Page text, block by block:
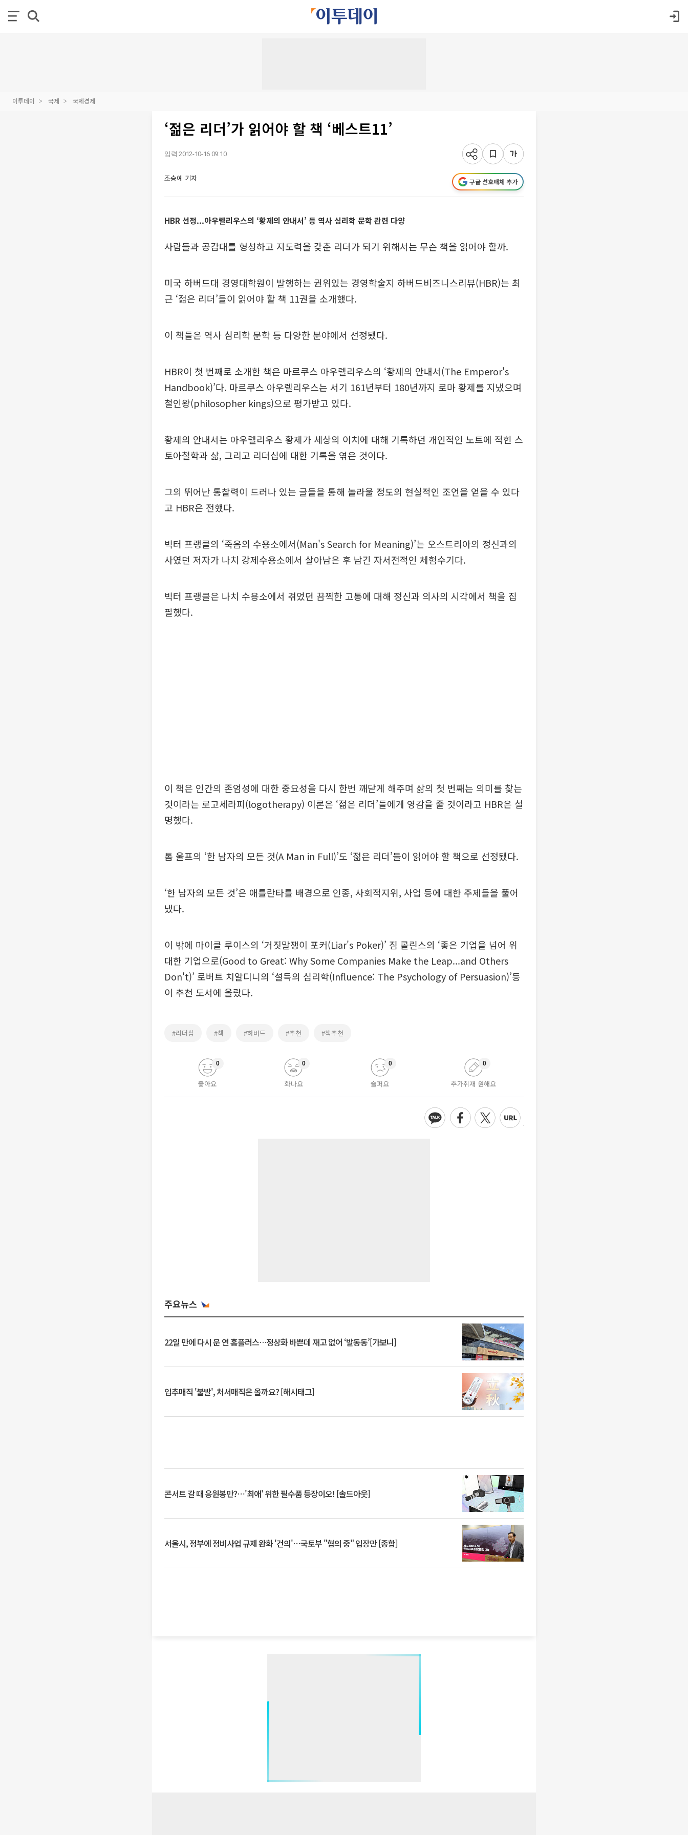
이투데이 국제 국제경제
‘젊은 리더’가 읽어야 할 책 ‘베스트11’
입력 2012-10-16 09:10
조승예 기자 구글 선호매체 추가
HBR 선정...아우렐리우스의 ‘황제의 안내서’ 등 역사 심리학 문학 관련 다양
사람들과 공감대를 형성하고 지도력을 갖춘 리더가 되기 위해서는 무슨 책을 읽어야 할까.
미국 하버드대 경영대학원이 발행하는 권위있는 경영학술지 하버드비즈니스리뷰(HBR)는 최
근 ‘젊은 리더’들이 읽어야 할 책 11권을 소개했다.
이 책들은 역사 심리학 문학 등 다양한 분야에서 선정됐다.
HBR이 첫 번째로 소개한 책은 마르쿠스 아우렐리우스의 ‘황제의 안내서(The Emperor's
Handbook)’다. 마르쿠스 아우렐리우스는 서기 161년부터 180년까지 로마 황제를 지냈으며
철인왕(philosopher kings)으로 평가받고 있다.
황제의 안내서는 아우렐리우스 황제가 세상의 이치에 대해 기록하던 개인적인 노트에 적힌 스
토아철학과 삶, 그리고 리더십에 대한 기록을 엮은 것이다.
그의 뛰어난 통찰력이 드러나 있는 글들을 통해 놀라울 정도의 현실적인 조언을 얻을 수 있다
고 HBR은 전했다.
빅터 프랭클의 ‘죽음의 수용소에서(Man's Search for Meaning)’는 오스트리아의 정신과의
사였던 저자가 나치 강제수용소에서 살아남은 후 남긴 자서전적인 체험수기다.
빅터 프랭클은 나치 수용소에서 겪었던 끔찍한 고통에 대해 정신과 의사의 시각에서 책을 집
필했다.
이 책은 인간의 존엄성에 대한 중요성을 다시 한번 깨닫게 해주며 삶의 첫 번째는 의미를 찾는
것이라는 로고세라피(logotherapy) 이론은 ‘젊은 리더’들에게 영감을 줄 것이라고 HBR은 설
명했다.
톰 울프의 ‘한 남자의 모든 것(A Man in Full)’도 ‘젊은 리더’들이 읽어야 할 책으로 선정됐다.
‘한 남자의 모든 것’은 애틀란타를 배경으로 인종, 사회적지위, 사업 등에 대한 주제들을 풀어
냈다.
이 밖에 마이클 루이스의 ‘거짓말쟁이 포커(Liar's Poker)’ 짐 콜린스의 ‘좋은 기업을 넘어 위
대한 기업으로(Good to Great: Why Some Companies Make the Leap...and Others
Don't)’ 로버트 치알디니의 ‘설득의 심리학(Influence: The Psychology of Persuasion)’등
이 추천 도서에 올랐다.
#리더십 #책 #하버드 #추천 #책추천
좋아요
0
화나요
0
슬퍼요
0
추가취재 원해요
0
주요뉴스
22일 만에 다시 문 연 홈플러스…정상화 바쁜데 재고 없어 ‘발동동’[가보니]
입추매직 '불발', 처서매직은 올까요? [해시태그]
콘서트 갈 때 응원봉만?⋯'최애' 위한 필수품 등장이오! [솔드아웃]
서울시, 정부에 정비사업 규제 완화 '건의'⋯국토부 "협의 중" 입장만 [종합]